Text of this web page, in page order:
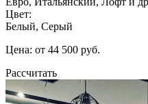
Цвет:
Белый, Серый
Цена: от 44 500 руб.
Рассчитать